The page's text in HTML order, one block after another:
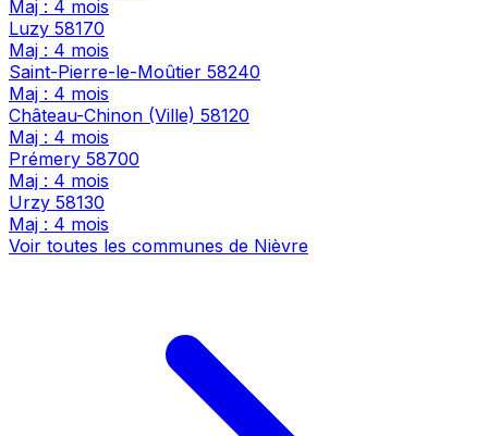
Maj : 4 mois
Luzy 58170
Maj : 4 mois
Saint-Pierre-le-Moûtier 58240
Maj : 4 mois
Château-Chinon (Ville) 58120
Maj : 4 mois
Prémery 58700
Maj : 4 mois
Urzy 58130
Maj : 4 mois
Voir toutes les communes de Nièvre